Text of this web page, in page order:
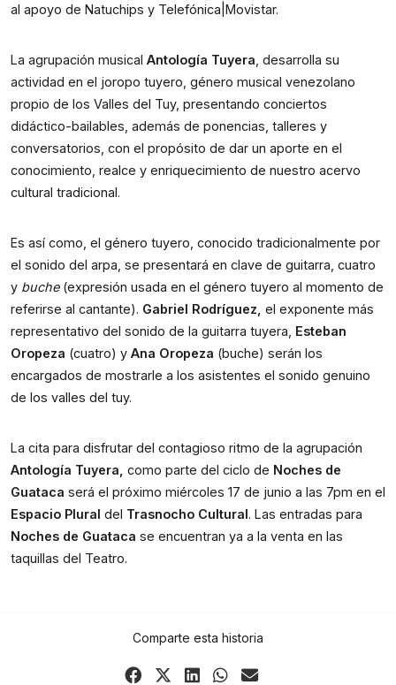
al apoyo de Natuchips y Telefónica|Movistar.
La agrupación musical Antología Tuyera , desarrolla su
actividad en el joropo tuyero, género musical venezolano
propio de los Valles del Tuy, presentando conciertos
didáctico-bailables, además de ponencias, talleres y
conversatorios, con el propósito de dar un aporte en el
conocimiento, realce y enriquecimiento de nuestro acervo
cultural tradicional.
Es así como, el género tuyero, conocido tradicionalmente por
el sonido del arpa, se presentará en clave de guitarra, cuatro
y buche(expresión usada en el género tuyero al momento de
referirse al cantante). Gabriel Rodríguez, el exponente más
representativo del sonido de la guitarra tuyera, Esteban
Oropeza (cuatro) y Ana Oropeza (buche) serán los
encargados de mostrarle a los asistentes el sonido genuino
de los valles del tuy.
La cita para disfrutar del contagioso ritmo de la agrupación
Antología Tuyera, como parte del ciclo de Noches de
Guataca será el próximo miércoles 17 de junio a las 7pm en el
Espacio Plural del Trasnocho Cultural. Las entradas para
Noches de Guataca se encuentran ya a la venta en las
taquillas del Teatro.
Comparte esta historia
Share Share ShareShareShare